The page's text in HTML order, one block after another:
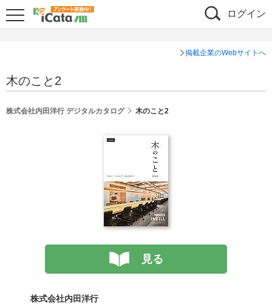
ログイン
掲載企業のWebサイトへ
木のこと2
株式会社内田洋行 デジタルカタログ 木のこと2
見る
株式会社内田洋行